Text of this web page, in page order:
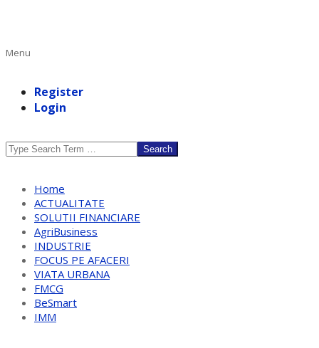
Primary
Menu
Register
Login
Search
Home
ACTUALITATE
SOLUTII FINANCIARE
AgriBusiness
INDUSTRIE
FOCUS PE AFACERI
VIATA URBANA
FMCG
BeSmart
IMM